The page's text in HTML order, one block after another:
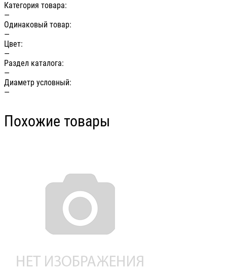
Категория товара:
—
Одинаковый товар:
—
Цвет:
—
Раздел каталога:
—
Диаметр условный:
—
Похожие товары